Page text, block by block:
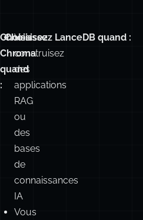
Choisissez
Chroma
quand
Vous
construisez
des
applications
RAG
ou
des
Choisissez LanceDB quand :